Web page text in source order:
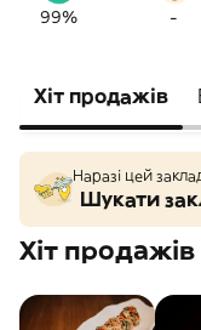
99% -
Хіт продажів
Наразі цей
Шукати
Хіт продажів